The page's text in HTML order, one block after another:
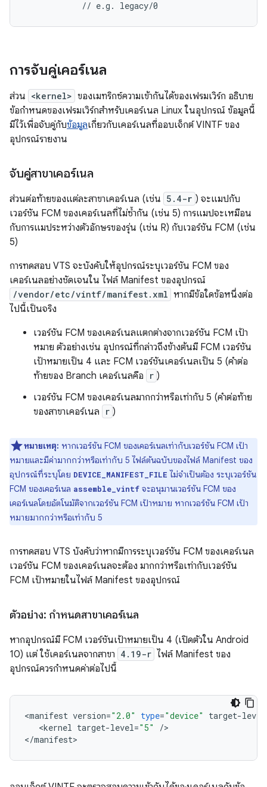
การจับคู่เคอร์เนล
ส่วน <kernel> ของเมทริกซ์ความเข้ากันได้ของเฟรมเวิร์ก อธิบาย
ข้อกำหนดของเฟรมเวิร์กสำหรับเคอร์เนล Linux ในอุปกรณ์ ข้อมูลนี้
มีไว้เพื่อจับคู่กับข้อมูลเกี่ยวกับเคอร์เนลที่ออบเจ็กต์ VINTF ของ
อุปกรณ์รายงาน
จับคู่สาขาเคอร์เนล
ส่วนต่อท้ายของแต่ละสาขาเคอร์เนล (เช่น 5.4-r ) จะแมปกับ
เวอร์ชัน FCM ของเคอร์เนลที่ไม่ซ้ำกัน (เช่น 5) การแมปจะเหมือน
กับการแมประหว่างตัวอักษรของรุ่น (เช่น R) กับเวอร์ชัน FCM (เช่น
5)
การทดสอบ VTS จะบังคับให้อุปกรณ์ระบุเวอร์ชัน FCM ของ
เคอร์เนลอย่างชัดเจนใน ไฟล์ Manifest ของอุปกรณ์
/vendor/etc/vintf/manifest.xml หากมีข้อใดข้อหนึ่งต่อ
ไปนี้เป็นจริง
เวอร์ชัน FCM ของเคอร์เนลแตกต่างจากเวอร์ชัน FCM เป้า
หมาย ตัวอย่างเช่น อุปกรณ์ที่กล่าวถึงข้างต้นมี FCM เวอร์ชัน
เป้าหมายเป็น 4 และ FCM เวอร์ชันเคอร์เนลเป็น 5 (คำต่อ
ท้ายของ Branch เคอร์เนลคือ
r )
เวอร์ชัน FCM ของเคอร์เนลมากกว่าหรือเท่ากับ 5 (คำต่อท้าย
ของสาขาเคอร์เนล
r )
หมายเหตุ: หากเวอร์ชัน FCM ของเคอร์เนลเท่ากับเวอร์ชัน FCM เป้า
หมายและมีค่ามากกว่าหรือเท่ากับ 5 ไฟล์ต้นฉบับของไฟล์ Manifest ของ
อุปกรณ์ที่ระบุโดย DEVICE_MANIFEST_FILE ไม่จำเป็นต้อง ระบุเวอร์ชัน
FCM ของเคอร์เนล assemble_vintf จะอนุมานเวอร์ชัน FCM ของ
เคอร์เนลโดยอัตโนมัติจากเวอร์ชัน FCM เป้าหมาย หากเวอร์ชัน FCM เป้า
หมายมากกว่าหรือเท่ากับ 5
การทดสอบ VTS บังคับว่าหากมีการระบุเวอร์ชัน FCM ของเคอร์เนล
เวอร์ชัน FCM ของเคอร์เนลจะต้อง มากกว่าหรือเท่ากับเวอร์ชัน
FCM เป้าหมายในไฟล์ Manifest ของอุปกรณ์
ตัวอย่าง: กำหนดสาขาเคอร์เนล
หากอุปกรณ์มี FCM เวอร์ชันเป้าหมายเป็น 4 (เปิดตัวใน Android
10) แต่ ใช้เคอร์เนลจากสาขา 4.19-r ไฟล์ Manifest ของ
อุปกรณ์ควรกำหนดค่าต่อไปนี้
<manifest version="2.0" type="device" target-level
<kernel target-level="5" />
</manifest>